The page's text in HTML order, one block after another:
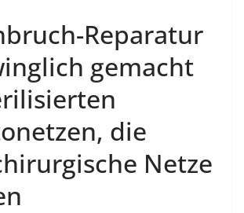
Reparatur
gemacht
die
Netze